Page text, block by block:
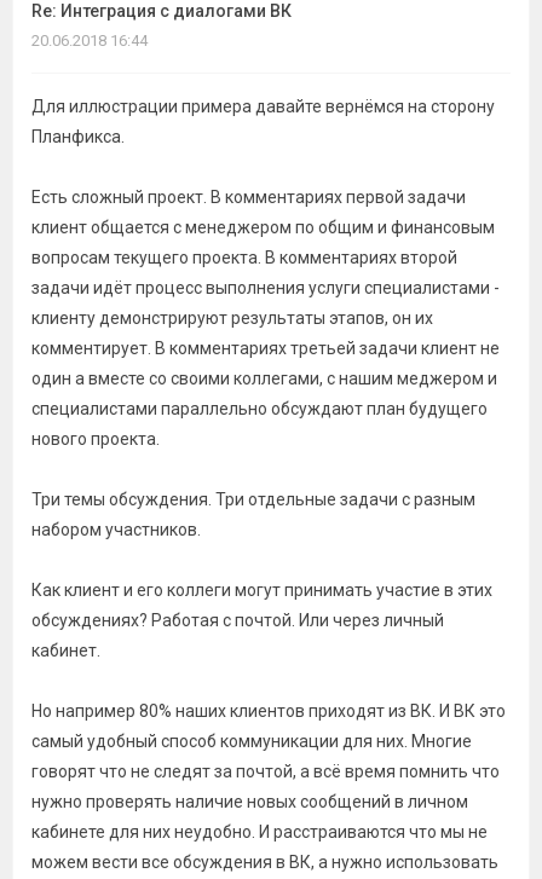
Re: Интеграция с диалогами ВК
20.06.2018 16:44
Для иллюстрации примера давайте вернёмся на сторону
Планфикса.
Есть сложный проект. В комментариях первой задачи
клиент общается с менеджером по общим и финансовым
вопросам текущего проекта. В комментариях второй
задачи идёт процесс выполнения услуги специалистами -
клиенту демонстрируют результаты этапов, он их
комментирует. В комментариях третьей задачи клиент не
один а вместе со своими коллегами, с нашим меджером и
специалистами параллельно обсуждают план будущего
нового проекта.
Три темы обсуждения. Три отдельные задачи с разным
набором участников.
Как клиент и его коллеги могут принимать участие в этих
обсуждениях? Работая с почтой. Или через личный
кабинет.
Но например 80% наших клиентов приходят из ВК. И ВК это
самый удобный способ коммуникации для них. Многие
говорят что не следят за почтой, а всё время помнить что
нужно проверять наличие новых сообщений в личном
кабинете для них неудобно. И расстраиваются что мы не
можем вести все обсуждения в ВК, а нужно использовать